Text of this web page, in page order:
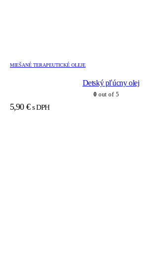
MIEŠANÉ TERAPEUTICKÉ OLEJE
Detský pľúcny olej
0 out of 5
5,90 € s DPH